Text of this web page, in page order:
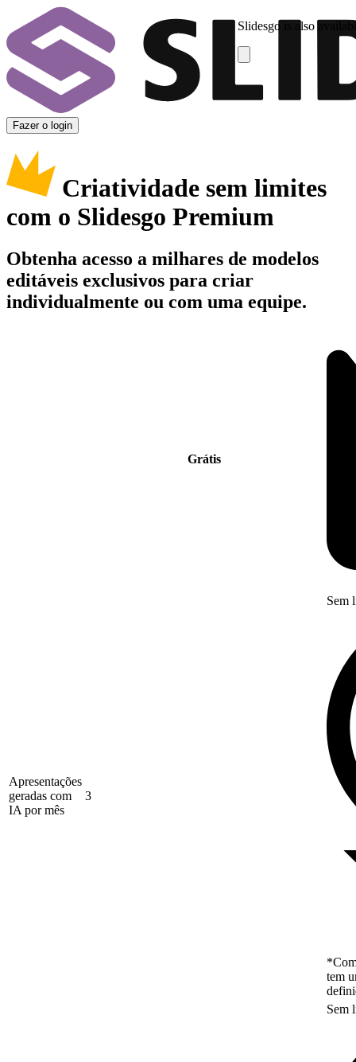
Slidesgo is also
Fazer o login
Criatividade sem limites
com o Slidesgo Premium
Obtenha acesso a milhares de modelos
editáveis exclusivos para criar
individualmente ou com uma equipe.
Grátis
Apresentações
geradas com
IA por mês
3
Sem
tem
Sem